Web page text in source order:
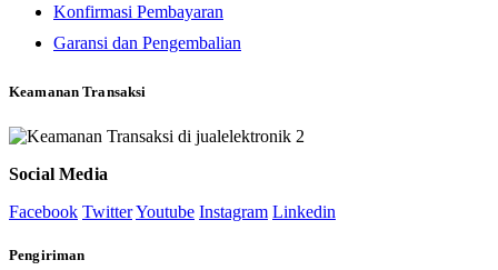
Konfirmasi Pembayaran
Garansi dan Pengembalian
Keamanan Transaksi
Social Media
Facebook TwitterYoutube Instagram Linkedin
Pengiriman